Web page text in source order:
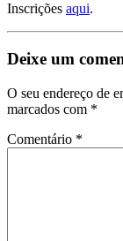
Inscrições aqui.
Deixe um
O seu endereço de
marcados com *
Comentário *